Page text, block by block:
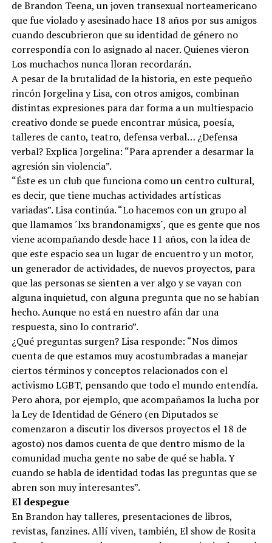
de Brandon Teena, un joven transexual norteamericano
que fue violado y asesinado hace 18 años por sus amigos
cuando descubrieron que su identidad de género no
correspondía con lo asignado al nacer. Quienes vieron
Los muchachos nunca lloran recordarán.
A pesar de la brutalidad de la historia, en este pequeño
rincón Jorgelina y Lisa, con otros amigos, combinan
distintas expresiones para dar forma a un multiespacio
creativo donde se puede encontrar música, poesía,
talleres de canto, teatro, defensa verbal… ¿Defensa
verbal? Explica Jorgelina: “Para aprender a desarmar la
agresión sin violencia”.
“Éste es un club que funciona como un centro cultural,
es decir, que tiene muchas actividades artísticas
variadas”. Lisa continúa. “Lo hacemos con un grupo al
que llamamos ´lxs brandonamigxs´, que es gente que nos
viene acompañando desde hace 11 años, con la idea de
que este espacio sea un lugar de encuentro y un motor,
un generador de actividades, de nuevos proyectos, para
que las personas se sienten a ver algo y se vayan con
alguna inquietud, con alguna pregunta que no se habían
hecho. Aunque no está en nuestro afán dar una
respuesta, sino lo contrario”.
¿Qué preguntas surgen? Lisa responde: “Nos dimos
cuenta de que estamos muy acostumbradas a manejar
ciertos términos y conceptos relacionados con el
activismo LGBT, pensando que todo el mundo entendía.
Pero ahora, por ejemplo, que acompañamos la lucha por
la Ley de Identidad de Género (en Diputados se
comenzaron a discutir los diversos proyectos el 18 de
agosto) nos damos cuenta de que dentro mismo de la
comunidad mucha gente no sabe de qué se habla. Y
cuando se habla de identidad todas las preguntas que se
abren son muy interesantes”.
El despegue
En Brandon hay talleres, presentaciones de libros,
revistas, fanzines. Allí viven, también, El show de Rosita